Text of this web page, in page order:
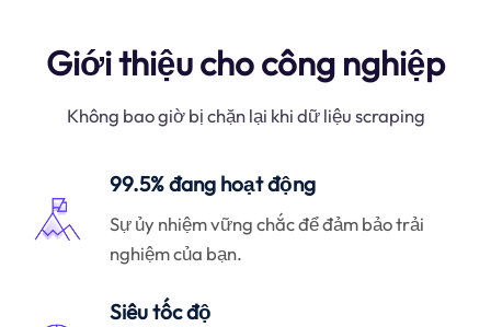
Giới thiệu cho công nghiệp
Không bao giờ bị chặn lại khi dữ liệu scraping
99.5% đang hoạt động
Sự ủy nhiệm vững chắc để đảm bảo trải
nghiệm của bạn.
Siêu tốc độ